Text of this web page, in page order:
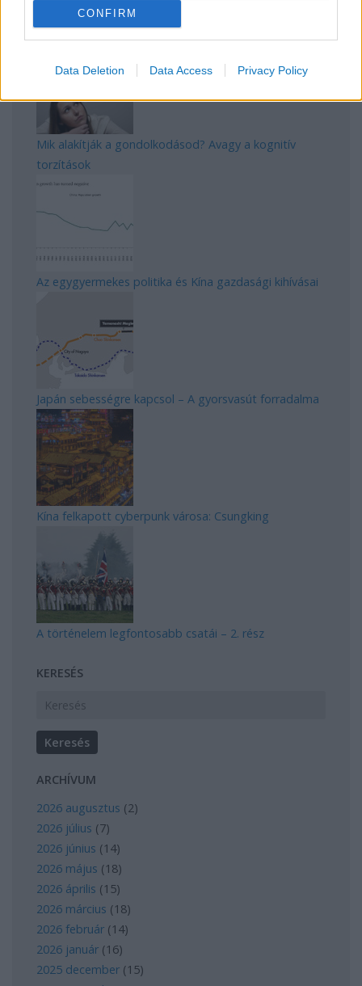
CONFIRM
Data Deletion Data Access Privacy Policy
Magyarország rejtett gyöngyszemei
Mik alakítják a gondolkodásod? Avagy a kognitív
torzítások
Az egygyermekes politika és Kína gazdasági kihívásai
Japán sebességre kapcsol – A gyorsvasút forradalma
Kína felkapott cyberpunk városa: Csungking
A történelem legfontosabb csatái – 2. rész
KERESÉS
ARCHÍVUM
2026 augusztus (2)
2026 július (7)
2026 június (14)
2026 május (18)
2026 április (15)
2026 március (18)
2026 február (14)
2026 január (16)
2025 december (15)